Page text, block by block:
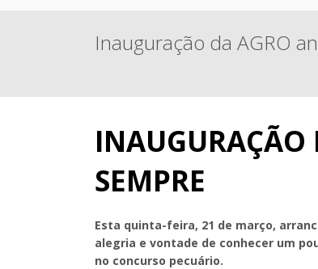
Inauguração da AGRO
INAUGURAÇÃO
SEMPRE
Esta quinta-feira, 21 de março,
alegria e vontade de conhecer um
no concurso pecuário.